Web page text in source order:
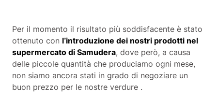
Per il momento il risultato più soddisfacente è stato
ottenuto con l’introduzione dei nostri prodotti nel
supermercato di Samudera, dove però, a causa
delle piccole quantità che produciamo ogni mese,
non siamo ancora stati in grado di negoziare un
buon prezzo per le nostre verdure .